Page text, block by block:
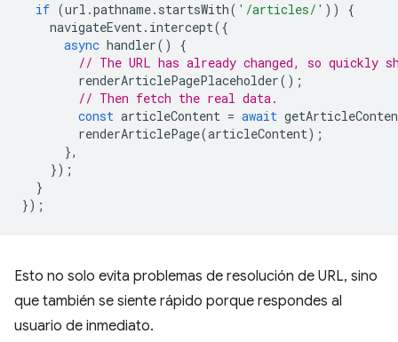
if (url .pathname. startsWith( '/articles/' ))
{
navigateEvent. intercept({
async handler()
{
// The URL has already changed, so quickly
renderArticlePagePlaceholder();
// Then fetch the real data.
const articleContent = await
renderArticlePage(articleContent);
},
});
}
});
Esto no solo evita problemas de resolución de URL, sino
que también se siente rápido porque respondes al
usuario de inmediato.